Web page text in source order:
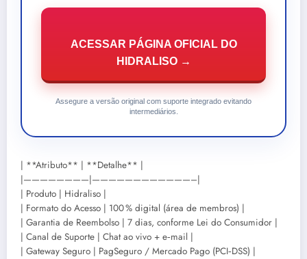
ACESSAR PÁGINA OFICIAL DO
HIDRALISO →
Assegure a versão original com suporte integrado evitando
intermediários.
| **Atributo** | **Detalhe** |
|————————|————————————–|
| Produto | Hidraliso |
| Formato do Acesso | 100 % digital (área de membros) |
| Garantia de Reembolso | 7 dias, conforme Lei do Consumidor |
| Canal de Suporte | Chat ao vivo + e‑mail |
| Gateway Seguro | PagSeguro / Mercado Pago (PCI‑DSS) |